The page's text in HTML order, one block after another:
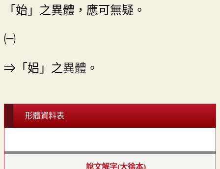
「始」之異體，應可無疑。
㈠
⇒「㛎」之異體 。
形體資料表
說文解字(大徐本)